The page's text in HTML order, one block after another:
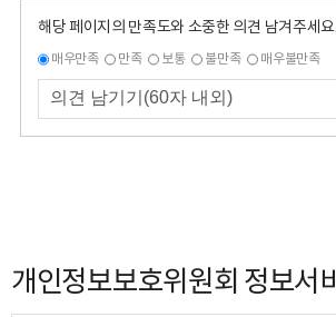
해당 페이지의 만족도와 소중한 의견 남겨주세요.
매우만족 만족 보통 불만족 매우불만족
개인정보보호위원회 정보서